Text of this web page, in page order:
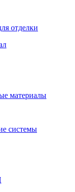
отделки
материалы
системы